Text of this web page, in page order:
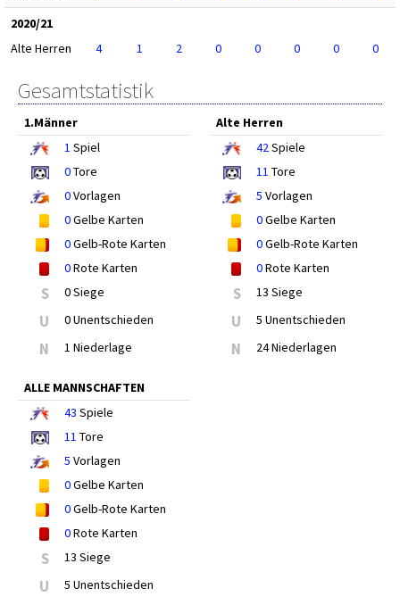
2020/21
Alte Herren
4 1 2 0 0 0 0 0
Gesamtstatistik
1.Männer
1 Spiel
0Tore
0Vorlagen
0Gelbe Karten
0Gelb-Rote Karten
0Rote Karten
S 0 Siege
U 0 Unentschieden
N 1 Niederlage
Alte Herren
42Spiele
11 Tore
5 Vorlagen
0Gelbe Karten
0Gelb-Rote Karten
0Rote Karten
S 13 Siege
U 5 Unentschieden
N 24 Niederlagen
ALLE MANNSCHAFTEN
43 Spiele
11 Tore
5 Vorlagen
0Gelbe Karten
0Gelb-Rote Karten
0Rote Karten
S 13 Siege
U 5 Unentschieden